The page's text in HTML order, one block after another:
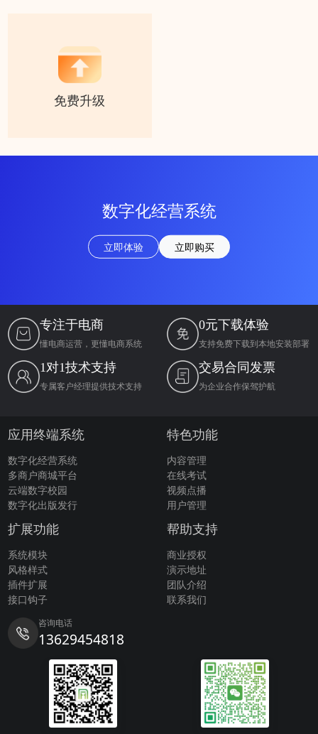
免费升级
数字化经营系统
立即体验 立即购买
专注于电商
懂电商运营，更懂电商系统
0元下载体验
支持免费下载到本地安装部署
1对1技术支持
专属客户经理提供技术支持
交易合同发票
为企业合作保驾护航
应用终端系统
数字化经营系统
多商户商城平台
云端数字校园
数字化出版发行
特色功能
内容管理
在线考试
视频点播
用户管理
扩展功能
系统模块
风格样式
插件扩展
接口钩子
帮助支持
商业授权
演示地址
团队介绍
联系我们
咨询电话
13629454818